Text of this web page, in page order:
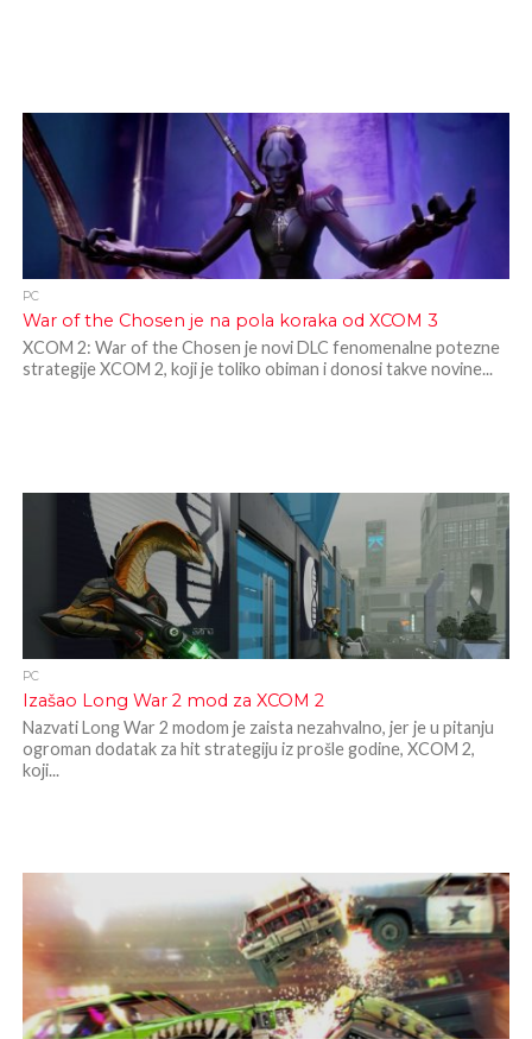
PC
War of the Chosen je na pola koraka od XCOM 3
XCOM 2: War of the Chosen je novi DLC fenomenalne potezne
strategije XCOM 2, koji je toliko obiman i donosi takve novine...
PC
Izašao Long War 2 mod za XCOM 2
Nazvati Long War 2 modom je zaista nezahvalno, jer je u pitanju
ogroman dodatak za hit strategiju iz prošle godine, XCOM 2,
koji...